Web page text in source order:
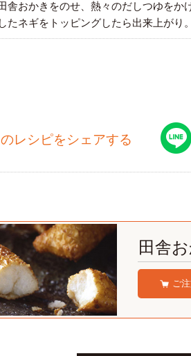
舎おかきをのせ、熱々のだしつゆをか
たネギをトッピングしたら出来上がり。
レシピをシェアする
田舎
ご